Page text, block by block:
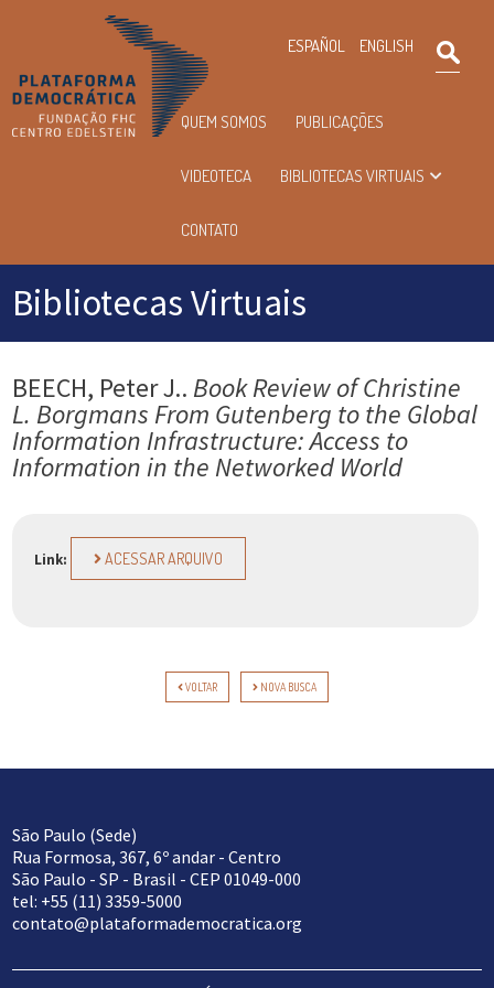
ESPAÑOL ENGLISH
Menu
principal
QUEM SOMOS PUBLICAÇÕES
VIDEOTECA BIBLIOTECAS VIRTUAIS
CONTATO
Bibliotecas Virtuais
BEECH, Peter J.. Book Review of Christine
L. Borgmans From Gutenberg to the Global
Information Infrastructure: Access to
Information in the Networked World
Link: ACESSAR ARQUIVO
VOLTAR NOVA BUSCA
São Paulo (Sede)
Rua Formosa, 367, 6º andar - Centro
São Paulo - SP - Brasil - CEP 01049-000
tel: +55 (11) 3359-5000
contato@plataformademocratica.org